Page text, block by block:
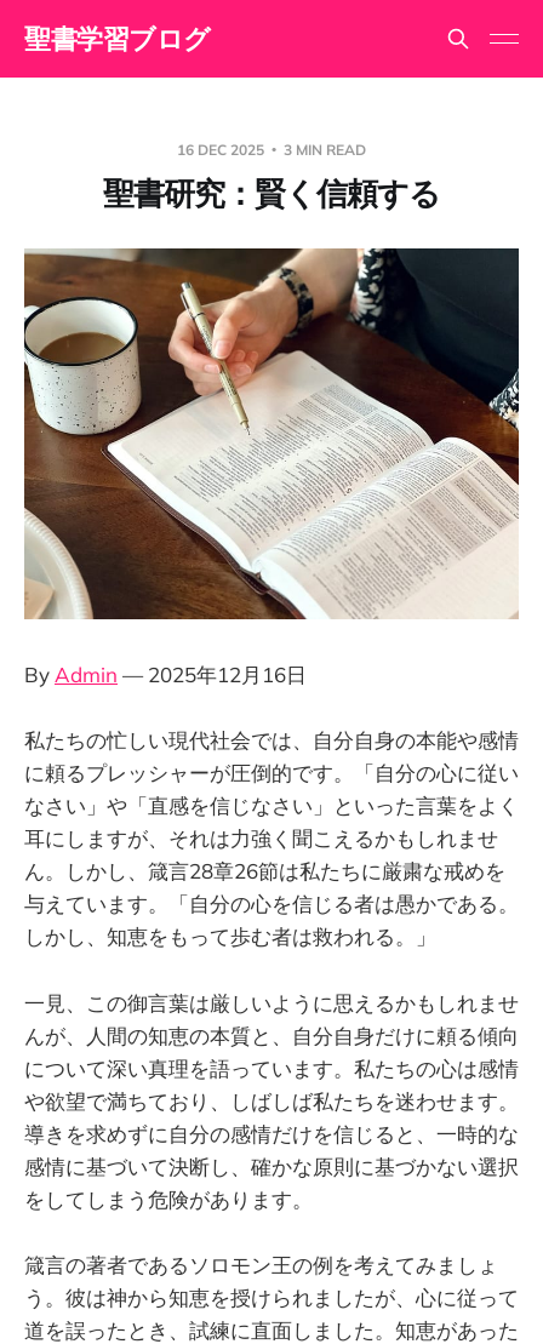
聖書学習ブログ
16 DEC 2025 3 MIN READ
聖書研究：賢く信頼する
ByAdmin — 2025年12月16日
私たちの忙しい現代社会では、自分自身の本能や感情
に頼るプレッシャーが圧倒的です。「自分の心に従い
なさい」や「直感を信じなさい」といった言葉をよく
耳にしますが、それは力強く聞こえるかもしれませ
ん。しかし、箴言28章26節は私たちに厳粛な戒めを
与えています。「自分の心を信じる者は愚かである。
しかし、知恵をもって歩む者は救われる。」
一見、この御言葉は厳しいように思えるかもしれませ
んが、人間の知恵の本質と、自分自身だけに頼る傾向
について深い真理を語っています。私たちの心は感情
や欲望で満ちており、しばしば私たちを迷わせます。
導きを求めずに自分の感情だけを信じると、一時的な
感情に基づいて決断し、確かな原則に基づかない選択
をしてしまう危険があります。
箴言の著者であるソロモン王の例を考えてみましょ
う。彼は神から知恵を授けられましたが、心に従って
道を誤ったとき、試練に直面しました。知恵があった